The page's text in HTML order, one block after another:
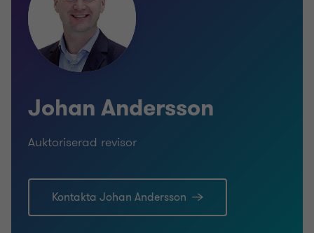
Johan Andersson
Auktoriserad revisor
Kontakta Johan Andersson